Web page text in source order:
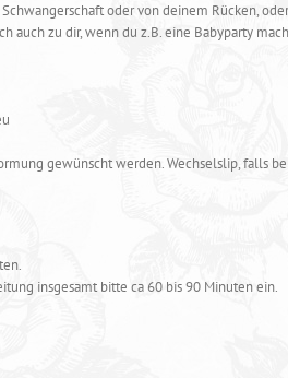
oder von deinem Rücken,
auch zu dir, wenn du z.B. eine Babyparty
gewünscht werden. Wechselslip, falls
insgesamt bitte ca 60 bis 90 Minuten ein.